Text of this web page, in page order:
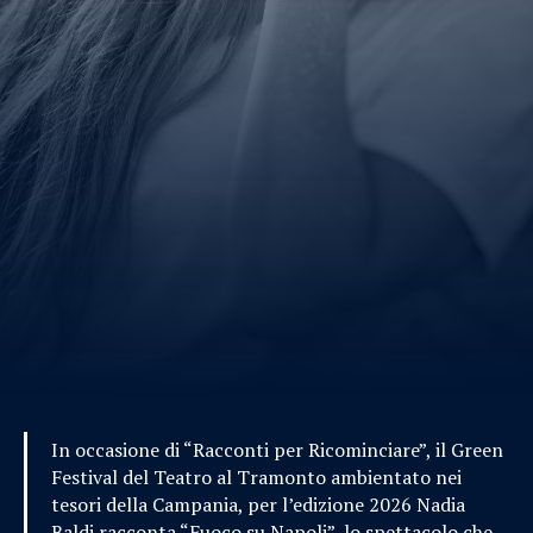
In occasione di “Racconti per Ricominciare”, il Green
Festival del Teatro al Tramonto ambientato nei
tesori della Campania, per l’edizione 2026 Nadia